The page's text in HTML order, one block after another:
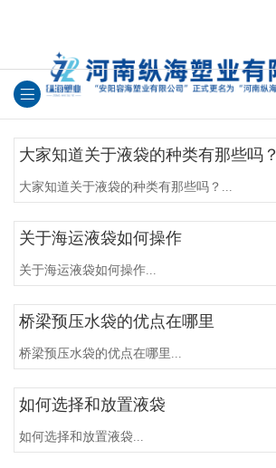
大家知道关于液袋的种类有那些吗？
大家知道关于液袋的种类有那些吗？...
关于海运液袋如何操作
关于海运液袋如何操作...
桥梁预压水袋的优点在哪里
桥梁预压水袋的优点在哪里...
如何选择和放置液袋
如何选择和放置液袋...